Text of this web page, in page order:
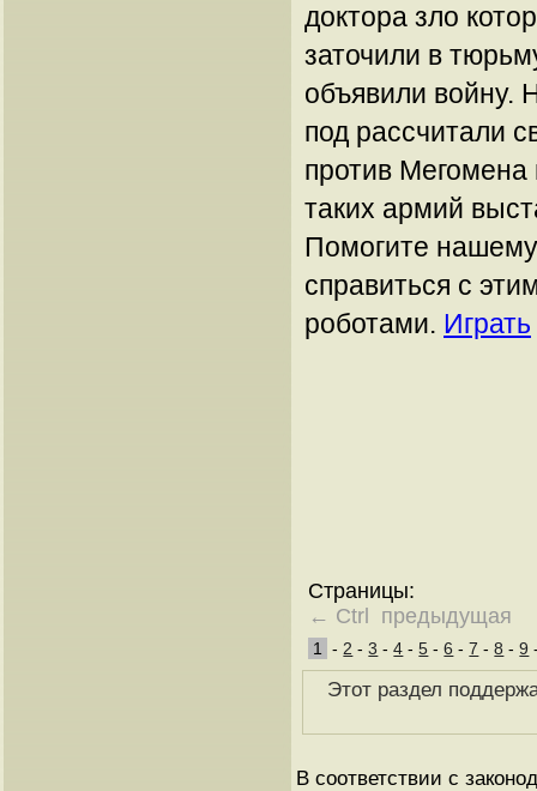
доктора зло
заточили в
объявили войну.
под рассчитали
против Мегомена
таких армий
Помогите
справиться с
роботами. Играть
Страницы:
← Ctrl предыдущая
1 - 2 -3 -4 -5 -6 -7 -8 -9
Этот раздел
В соответствии с